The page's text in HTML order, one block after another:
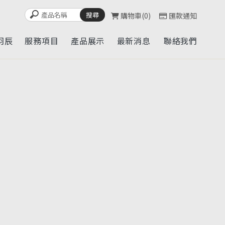
購物車 0 匯款通知
辰 服務項目
SERVICE
產品展示
CATALOG
最新消息
NEWS
聯絡我們
CONTACT